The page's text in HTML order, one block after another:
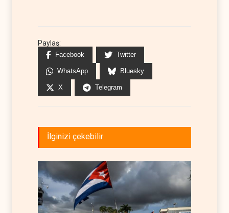
Paylaş:
Facebook Twitter
WhatsApp Bluesky
X Telegram
İlginizi çekebilir